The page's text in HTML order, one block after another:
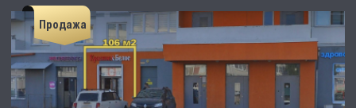
Продажа